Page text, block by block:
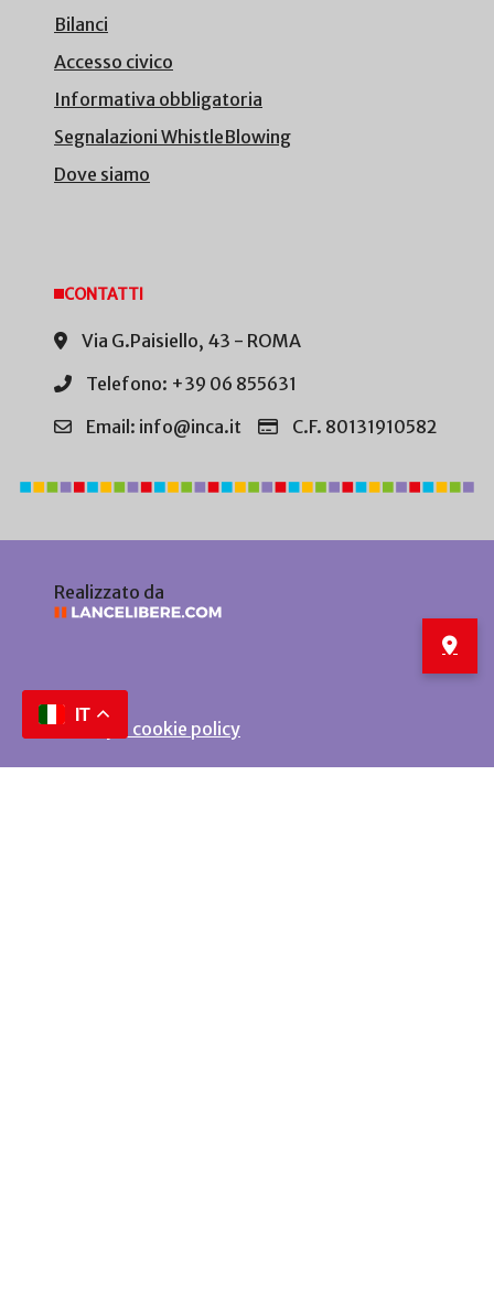
Bilanci
Accesso civico
Informativa obbligatoria
Segnalazioni WhistleBlowing
Dove siamo
CONTATTI
Via G.Paisiello, 43 - ROMA
Telefono: +39 06 855631
Email: info@inca.it
C.F. 80131910582
Realizzato da
Privacy e cookie policy
IT